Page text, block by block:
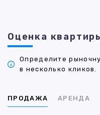
Оценка
Определите
в несколько кликов.
ПРОДАЖА АРЕНДА